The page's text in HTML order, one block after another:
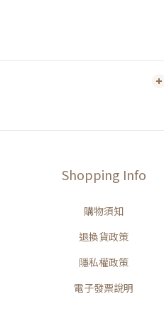
Shopping Info
購物須知
退換貨政策
隱私權政策
電子發票說明